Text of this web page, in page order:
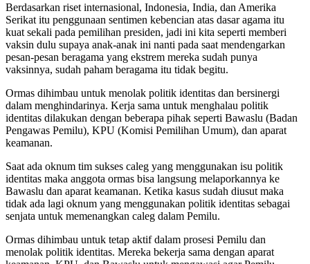
Berdasarkan riset internasional, Indonesia, India, dan Amerika
Serikat itu penggunaan sentimen kebencian atas dasar agama itu
kuat sekali pada pemilihan presiden, jadi ini kita seperti memberi
vaksin dulu supaya anak-anak ini nanti pada saat mendengarkan
pesan-pesan beragama yang ekstrem mereka sudah punya
vaksinnya, sudah paham beragama itu tidak begitu.
Ormas dihimbau untuk menolak politik identitas dan bersinergi
dalam menghindarinya. Kerja sama untuk menghalau politik
identitas dilakukan dengan beberapa pihak seperti Bawaslu (Badan
Pengawas Pemilu), KPU (Komisi Pemilihan Umum), dan aparat
keamanan.
Saat ada oknum tim sukses caleg yang menggunakan isu politik
identitas maka anggota ormas bisa langsung melaporkannya ke
Bawaslu dan aparat keamanan. Ketika kasus sudah diusut maka
tidak ada lagi oknum yang menggunakan politik identitas sebagai
senjata untuk memenangkan caleg dalam Pemilu.
Ormas dihimbau untuk tetap aktif dalam prosesi Pemilu dan
menolak politik identitas. Mereka bekerja sama dengan aparat